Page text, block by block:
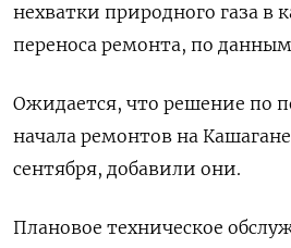
нехватки природного газа в
переноса ремонта, по
Ожидается, что решение по
начала ремонтов на
сентября, добавили они.
Плановое техническое